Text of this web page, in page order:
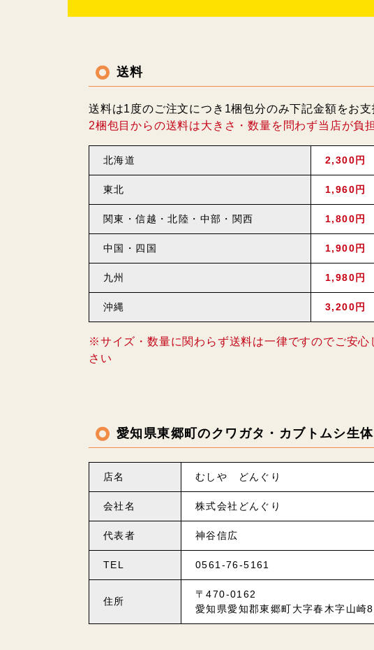
送料
送料は1度のご注文につき1梱包分のみ下記金額をお支
2梱包目からの送料は大きさ・数量を問わず当店が負
北海道 2,300円
東北 1,960円
関東・信越・北陸・中部・関西 1,800円
中国・四国 1,900円
九州 1,980円
沖縄 3,200円
※サイズ・数量に関わらず送料は一律ですのでご安心
さい
愛知県東郷町のクワガタ・カブトムシ生
店名 むしや どんぐり
会社名 株式会社どんぐり
代表者 神谷信広
TEL 0561-76-5161
住所
〒470-0162
愛知県愛知郡東郷町大字春木字山崎